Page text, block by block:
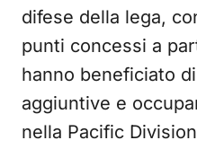
difese della lega,
punti concessi a
hanno beneficiato
aggiuntive e
nella Pacific